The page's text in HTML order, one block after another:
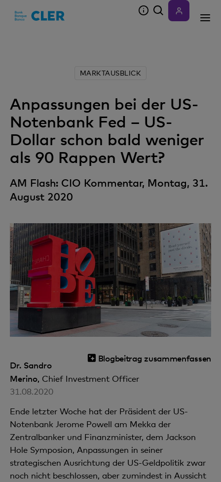
MARKTAUSBLICK
Anpassungen bei der US-
Notenbank Fed – US-
Dollar schon bald weniger
als 90 Rappen Wert?
AM Flash: CIO Kommentar, Montag, 31.
August 2020
Blogbeitrag zusammenfassen
Dr. Sandro
Merino, Chief Investment Officer
31.08.2020
Ende letzter Woche hat der Präsident der US-
Notenbank Jerome Powell am Mekka der
Zentralbanker und Finanzminister, dem Jackson
Hole Symposion, Anpassungen in seiner
strategischen Ausrichtung der US-Geldpolitik zwar
noch nicht beschlossen, aber zumindest in Aussicht